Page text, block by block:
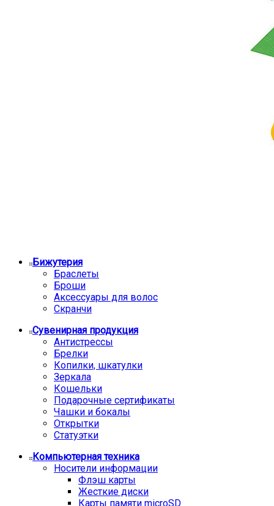
Бижутерия
Браслеты
Броши
Аксессуары для волос
Скранчи
Сувенирная продукция
Антистрессы
Брелки
Копилки, шкатулки
Зеркала
Кошельки
Подарочные сертификаты
Чашки и бокалы
Открытки
Статуэтки
Компьютерная техника
Носители информации
Флэш карты
Жесткие диски
Карты памяти microSD